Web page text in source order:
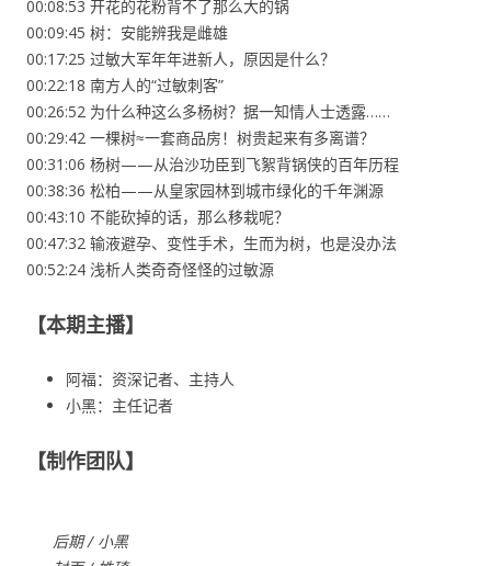
00:08:53 开花的花粉背不了那么大的锅
00:09:45 树：安能辨我是雌雄
00:17:25 过敏大军年年进新人，原因是什么？
00:22:18 南方人的“过敏刺客”
00:26:52 为什么种这么多杨树？据一知情人士透露……
00:29:42 一棵树≈一套商品房！树贵起来有多离谱？
00:31:06 杨树——从治沙功臣到飞絮背锅侠的百年历程
00:38:36 松柏——从皇家园林到城市绿化的千年渊源
00:43:10 不能砍掉的话，那么移栽呢？
00:47:32 输液避孕、变性手术，生而为树，也是没办法
00:52:24 浅析人类奇奇怪怪的过敏源
【本期主播】
阿福：资深记者、主持人
小黑：主任记者
【制作团队】
后期 / 小黑